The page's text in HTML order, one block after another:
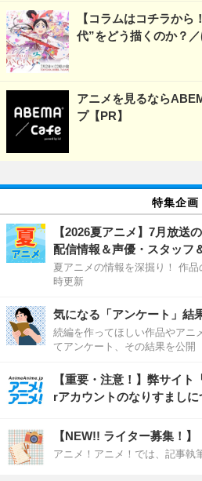
【コラムはコチラか
代”をどう描くのか？
アニメを見るなら
プ【PR】
特集企画
【2026夏アニメ】7月放送
配信情報＆声優・スタッフ
夏アニメの情報を深掘り！ 作
時更新
気になる「アンケート」結
続編を作ってほしい作品やアニ
てアンケート、その結果を公開
【重要・注意！】弊サイ
rアカウントのなりすまし
【NEW!! ライター募集！】
アニメ！アニメ！では、記事執